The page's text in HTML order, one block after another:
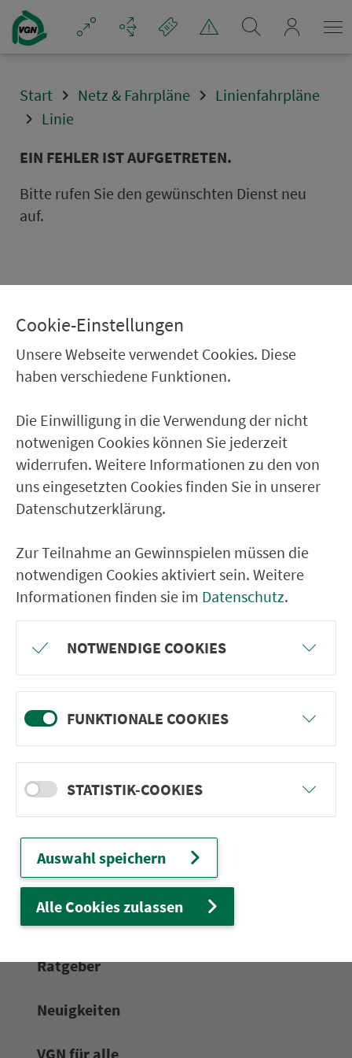
Navigation überspringen
Start Netz & Fahrpläne
Linienfahrpläne
Linie
EIN FEHLER IST AUFGETRETEN.
Bitte rufen Sie den gewünschten Dienst neu
auf.
Ver­kehrs­ver­bund Groß­raum
22.000 Qua­drat­ki­lo­me­ter. 130 Ver­kehrs­un­
ter­neh­men. 1.100 Linien. Eine Fahr­kar­te.
Ver­bin­dungen
Abfahrten
Tickets & Preise
Fahr­plan­ände­rungen
Wir sind für Sie da:
24h-Ser­vice­te­le­fon:
0911 27075-99
Zum Kon­taktformular
Netz & Fahrpläne
Frei­zeit-Tipps
Service
Rat­ge­ber
Neuigkeiten
VGN für alle
Cookie-Einstellungen
Unsere Webseite verwendet Cookies. Diese
haben verschiedene Funktionen.
Die Einwilligung in die Verwendung der nicht
notwenigen Cookies können Sie jederzeit
widerrufen. Weitere Informationen zu den von
uns eingesetzten Cookies finden Sie in unserer
Datenschutzerklärung.
Zur Teilnahme an Gewinnspielen müssen die
notwendigen Cookies aktiviert sein. Weitere
Informationen finden sie im Datenschutz.
NOTWENDIGE COOKIES
FUNKTIONALE COOKIES
STATISTIK-COOKIES
Auswahl speichern
Alle Cookies zulassen